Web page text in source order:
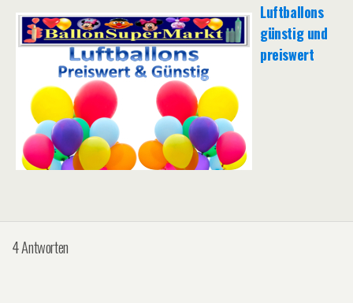
Luftballons
günstig und
preiswert
4 Antworten